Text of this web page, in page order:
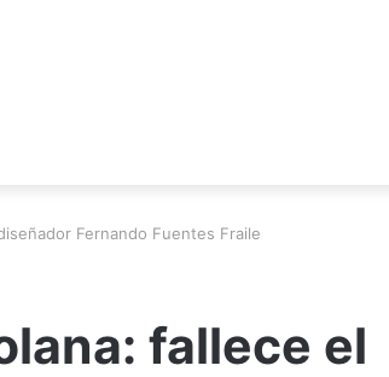
Fernando Fuentes Fraile
fallece el